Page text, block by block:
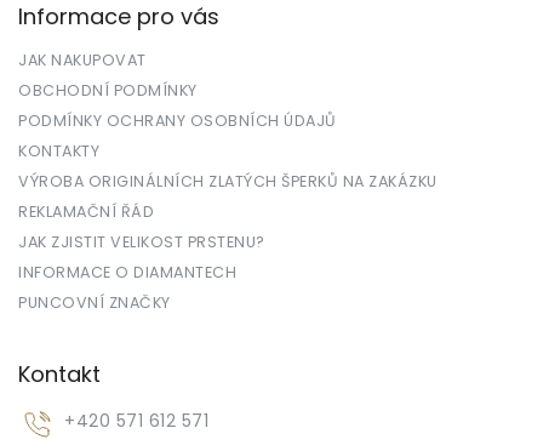
Informace pro vás
JAK NAKUPOVAT
OBCHODNÍ PODMÍNKY
PODMÍNKY OCHRANY OSOBNÍCH ÚDAJŮ
KONTAKTY
VÝROBA ORIGINÁLNÍCH ZLATÝCH ŠPERKŮ NA ZAKÁZKU
REKLAMAČNÍ ŘÁD
JAK ZJISTIT VELIKOST PRSTENU?
INFORMACE O DIAMANTECH
PUNCOVNÍ ZNAČKY
Kontakt
+420 571 612 571